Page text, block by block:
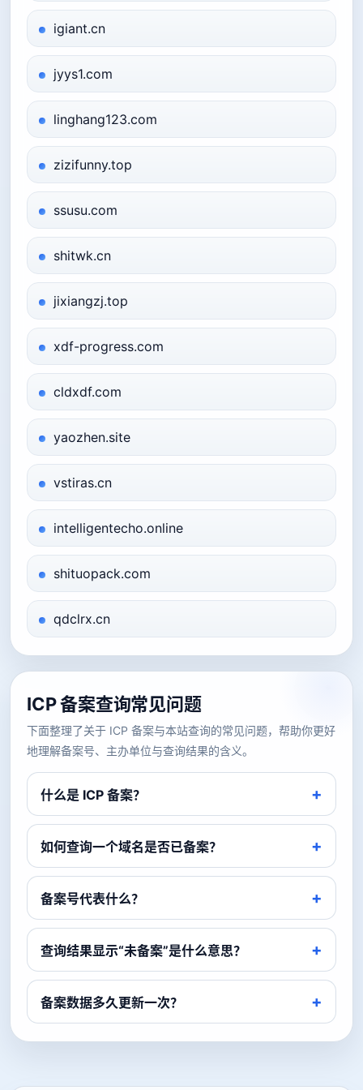
igiant.cn
jyys1.com
linghang123.com
zizifunny.top
ssusu.com
shitwk.cn
jixiangzj.top
xdf-progress.com
cldxdf.com
yaozhen.site
vstiras.cn
intelligentecho.online
shituopack.com
qdclrx.cn
ICP 备案查询常见问题
下面整理了关于 ICP 备案与本站查询的常见问题，帮助你更好
地理解备案号、主办单位与查询结果的含义。
什么是 ICP 备案？
如何查询一个域名是否已备案？
备案号代表什么？
查询结果显示“未备案”是什么意思？
备案数据多久更新一次？